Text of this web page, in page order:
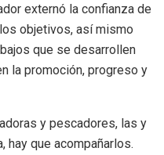
externó la confianza de
objetivos, así mismo
que se desarrollen
la promoción, progreso y
y pescadores, las y
hay que acompañarlos.